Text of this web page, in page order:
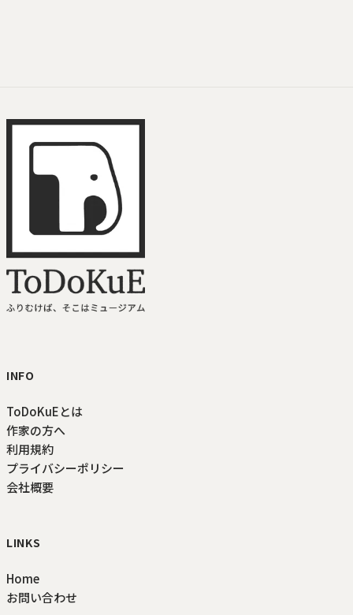
INFO
ToDoKuEとは
作家の方へ
利用規約
プライバシーポリシー
会社概要
LINKS
Home
お問い合わせ